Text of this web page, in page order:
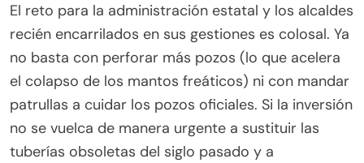
El reto para la administración estatal y los alcaldes
recién encarrilados en sus gestiones es colosal. Ya
no basta con perforar más pozos (lo que acelera
el colapso de los mantos freáticos) ni con mandar
patrullas a cuidar los pozos oficiales. Si la inversión
no se vuelca de manera urgente a sustituir las
tuberías obsoletas del siglo pasado y a